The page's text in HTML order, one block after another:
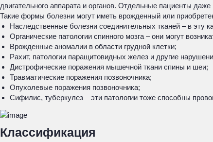
двигательного аппарата и органов. Отдельные пациенты
Такие формы болезни могут иметь врожденный или
Наследственные болезни соединительных тканей – в эту
Органические патологии спинного мозга – они могут
Врожденные аномалии в области грудной клетки;
Рахит, патологии паращитовидных желез и другие
Дистрофические поражения мышечной ткани спины и шеи;
Травматические поражения позвоночника;
Опухолевые поражения позвоночника;
Сифилис, туберкулез – эти патологии тоже способны
Классификация